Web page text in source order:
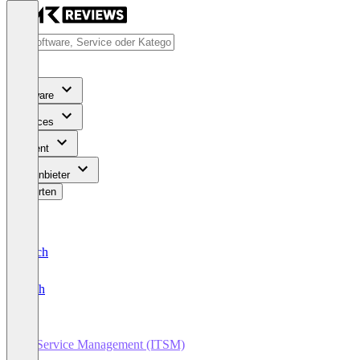
Software
Services
Content
Für Anbieter
Bewerten
Deutsch
English
IT Service Management (ITSM)